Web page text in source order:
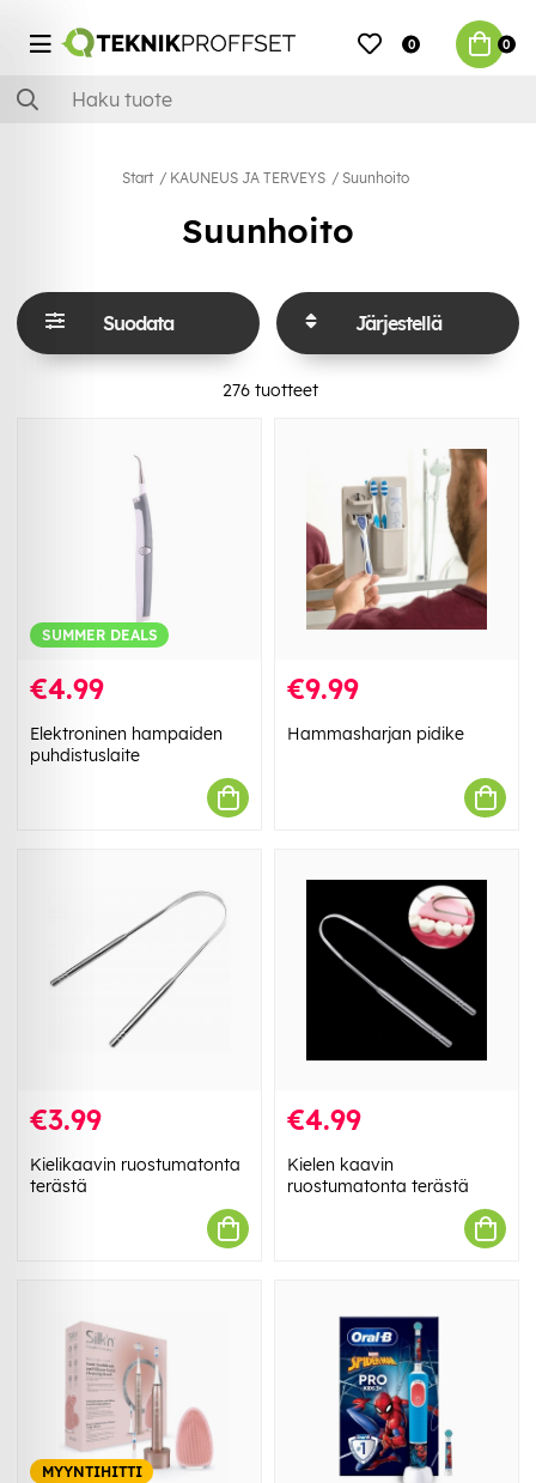
0 0
Start KAUNEUS JA TERVEYS Suunhoito
Suunhoito
Suodata Järjestellä
276 tuotteet
SUMMER DEALS
€4.99
Elektroninen hampaiden
puhdistuslaite
€9.99
Hammasharjan pidike
€3.99
Kielikaavin ruostumatonta
terästä
€4.99
Kielen kaavin
ruostumatonta terästä
MYYNTIHITTI